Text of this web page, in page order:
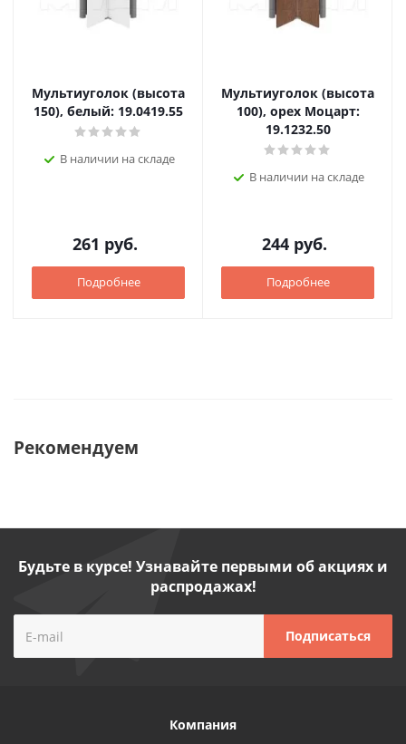
Мультиуголок (высота
150), белый: 19.0419.55
В наличии на складе
261 руб.
Подробнее
Мультиуголок (высота
100), орех Моцарт:
19.1232.50
В наличии на складе
244 руб.
Подробнее
Рекомендуем
Будьте в курсе! Узнавайте первыми об акциях и
распродажах!
Компания